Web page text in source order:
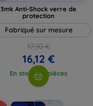
3mk Anti-Shock verre de
protection
Fabriqué sur mesure
17,90 €
16,12 €
En stock > 5 pièces